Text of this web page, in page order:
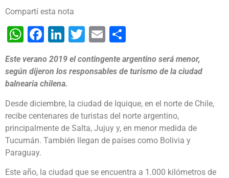
Compartí esta nota
WhatsApp
Facebook
LinkedIn
Twitter
Email
Este verano 2019 el contingente argentino será menor,
según dijeron los responsables de turismo de la ciudad
balnearia chilena.
Desde diciembre, la ciudad de Iquique, en el norte de Chile,
recibe centenares de turistas del norte argentino,
principalmente de Salta, Jujuy y, en menor medida de
Tucumán. También llegan de países como Bolivia y
Paraguay.
Este año, la ciudad que se encuentra a 1.000 kilómetros de